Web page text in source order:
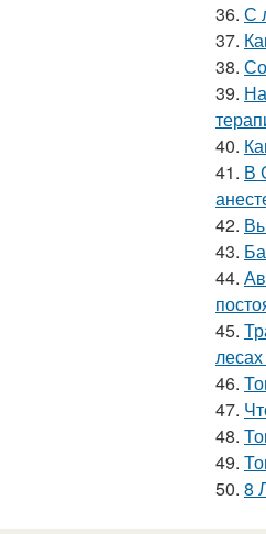
36. С
37.
38.
39.
40.
41. В
42.
43.
44.
45.
46.
47.
48.
49.
50. 8